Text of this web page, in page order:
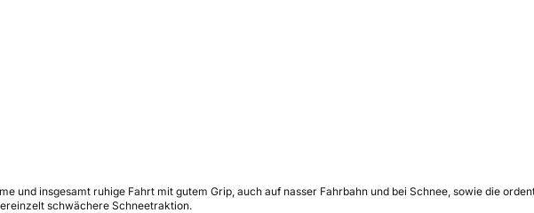
und insgesamt ruhige Fahrt mit gutem Grip, auch auf nasser Fahrbahn und bei Schnee, sowie die
schwächere Schneetraktion.